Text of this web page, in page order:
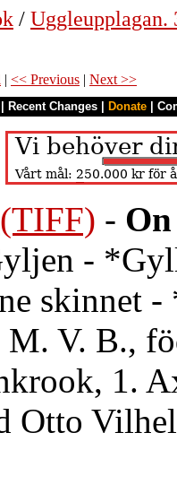
/ Uggleupplagan.
| << Previous | Next >>
Recent Changes Donate
-
-
skinnet
V. B.,
1.
Otto